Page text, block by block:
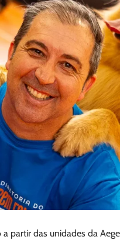
partir das unidades da